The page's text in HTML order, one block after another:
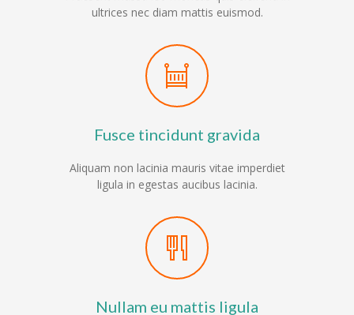
-- Anton App
ultrices nec diam mattis euismod.
Fusce tincidunt gravida
Aliquam non lacinia mauris vitae imperdiet
ligula in egestas aucibus lacinia.
Nullam eu mattis ligula